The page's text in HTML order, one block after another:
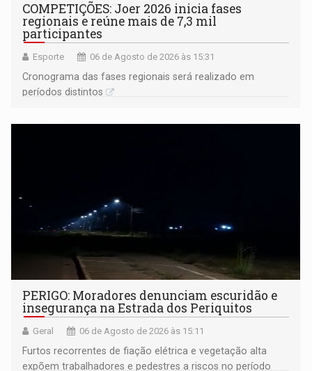
COMPETIÇÕES: Joer 2026 inicia fases
regionais e reúne mais de 7,3 mil
participantes
Esporte 06 de Agosto de 2026 às 15:31
Cronograma das fases regionais será realizado em
períodos distintos
PERIGO: Moradores denunciam escuridão e
insegurança na Estrada dos Periquitos
Geral 06 de Agosto de 2026 às 15:11
Furtos recorrentes de fiação elétrica e vegetação alta
expõem trabalhadores e pedestres a riscos no período